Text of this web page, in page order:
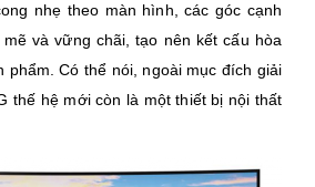
nhẹ theo màn hình, các góc cạnh
và vững chãi, tạo nên kết cấu hòa
phẩm. Có thể nói, ngoài mục đích giải
thế hệ mới còn là một thiết bị nội thất